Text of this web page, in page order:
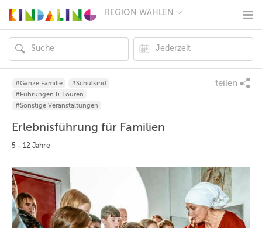
REGION WÄHLEN
MÜNCHEN
HAMBURG
FRANKFURT
KÖLN
LEIPZIG
ZÜRICH
ANDERE
REGIONEN
#Ganze Familie
#Schulkind
#Führungen & Touren
#Sonstige Veranstaltungen
teilen
Erlebnisführung für Familien
5 - 12 Jahre